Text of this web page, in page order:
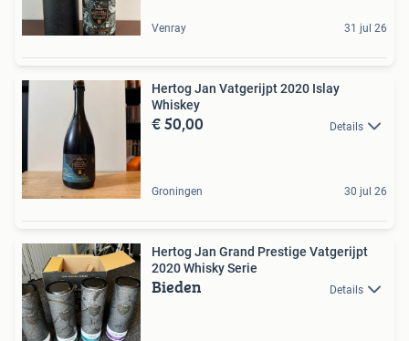
Venray 31 jul 26
Hertog Jan Vatgerijpt 2020 Islay
Whiskey
€ 50,00 Details
Groningen 30 jul 26
Hertog Jan Grand Prestige Vatgerijpt
2020 Whisky Serie
Bieden Details